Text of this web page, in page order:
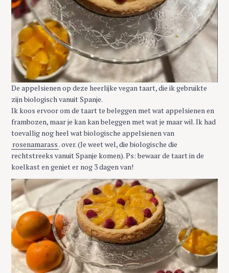
De appelsienen op deze heerlijke vegan taart, die ik gebruikte
zijn biologisch vanuit Spanje.
Ik koos ervoor om de taart te beleggen met wat appelsienen en
frambozen, maar je kan kan beleggen met wat je maar wil. Ik had
toevallig nog heel wat biologische appelsienen van
rosenamarass. over. (Je weet wel, die biologische die
rechtstreeks vanuit Spanje komen). Ps: bewaar de taart in de
koelkast en geniet er nog 3 dagen van!